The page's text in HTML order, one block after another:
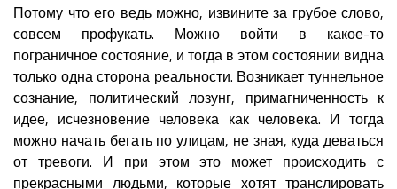
Потому что его ведь можно, извините за грубое слово,
совсем профукать. Можно войти в какое-то
пограничное состояние, и тогда в этом состоянии видна
только одна сторона реальности. Возникает туннельное
сознание, политический лозунг, примагниченность к
идее, исчезновение человека как человека. И тогда
можно начать бегать по улицам, не зная, куда деваться
от тревоги. И при этом это может происходить с
прекрасными людьми, которые хотят транслировать